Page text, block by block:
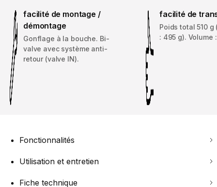
facilité de montage /
démontage
Gonflage à la bouche. Bi-
valve avec système anti-
retour (valve IN).
facilité de
Poids total 510
: 495 g). Volume
Fonctionnalités
Utilisation et entretien
Fiche technique